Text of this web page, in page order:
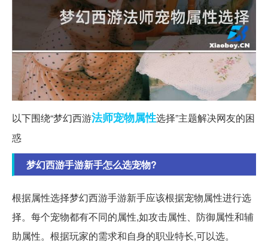
以下围绕“梦幻西游法师宠物属性选择”主题解决网友的困
惑
梦幻西游手游新手怎么选宠物?
根据属性选择梦幻西游手游新手应该根据宠物属性进行选
择。每个宠物都有不同的属性,如攻击属性、防御属性和辅
助属性。根据玩家的需求和自身的职业特长,可以选。